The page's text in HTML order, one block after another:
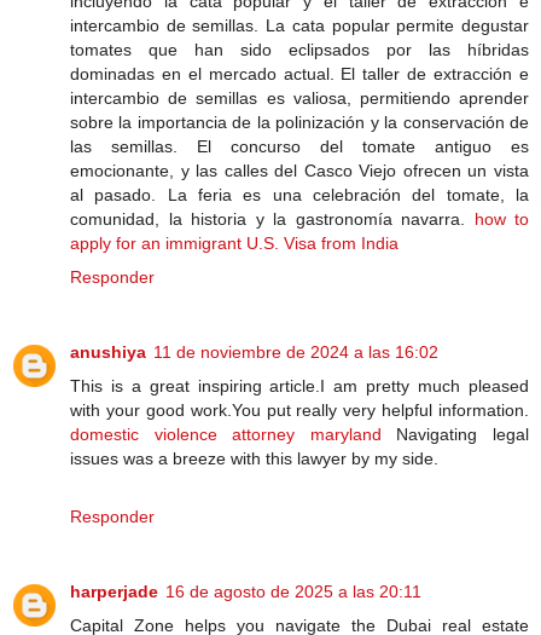
intercambio de semillas. La cata popular permite degustar
tomates que han sido eclipsados por las híbridas
dominadas en el mercado actual. El taller de extracción e
intercambio de semillas es valiosa, permitiendo aprender
sobre la importancia de la polinización y la conservación de
las semillas. El concurso del tomate antiguo es
emocionante, y las calles del Casco Viejo ofrecen un vista
al pasado. La feria es una celebración del tomate, la
comunidad, la historia y la gastronomía navarra. how to
apply for an immigrant U.S. Visa from India
Responder
anushiya 11 de noviembre de 2024 a las 16:02
This is a great inspiring article.I am pretty much pleased
with your good work.You put really very helpful information.
domestic violence attorney maryland Navigating legal
issues was a breeze with this lawyer by my side.
Responder
harperjade 16 de agosto de 2025 a las 20:11
Capital Zone helps you navigate the Dubai real estate